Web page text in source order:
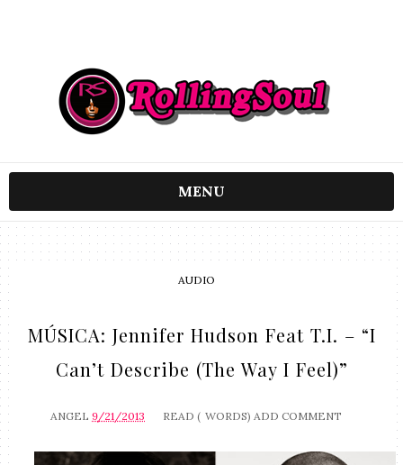
MENU
AUDIO
MÚSICA: Jennifer Hudson Feat T.I. – “I
Can’t Describe (The Way I Feel)”
ANGEL 9/21/2013 READ ( WORDS) ADD COMMENT